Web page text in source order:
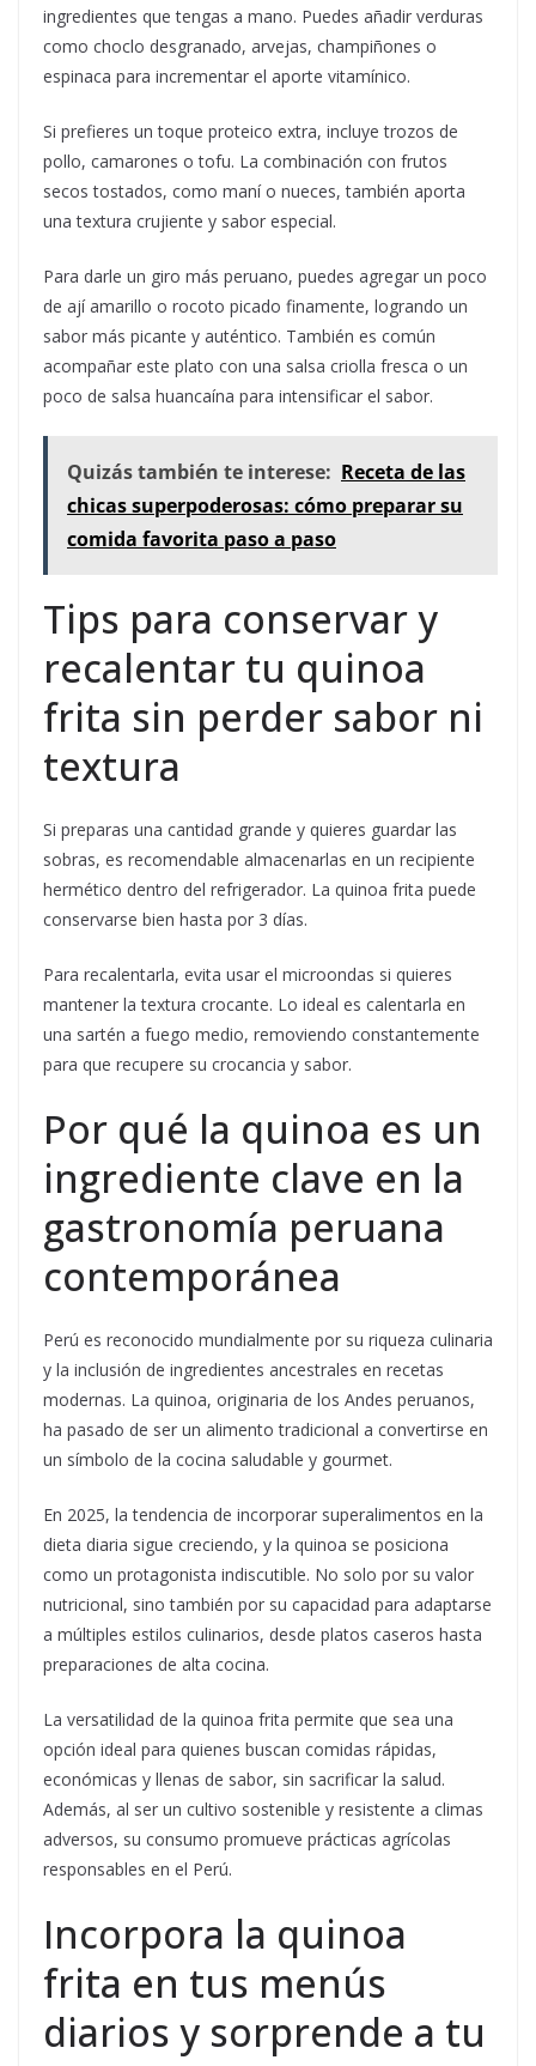
ingredientes que tengas a mano. Puedes añadir verduras
como choclo desgranado, arvejas, champiñones o
espinaca para incrementar el aporte vitamínico.
Si prefieres un toque proteico extra, incluye trozos de
pollo, camarones o tofu. La combinación con frutos
secos tostados, como maní o nueces, también aporta
una textura crujiente y sabor especial.
Para darle un giro más peruano, puedes agregar un poco
de ají amarillo o rocoto picado finamente, logrando un
sabor más picante y auténtico. También es común
acompañar este plato con una salsa criolla fresca o un
poco de salsa huancaína para intensificar el sabor.
Quizás también te interese: Receta de las
chicas superpoderosas: cómo preparar su
comida favorita paso a paso
Tips para conservar y
recalentar tu quinoa
frita sin perder sabor ni
textura
Si preparas una cantidad grande y quieres guardar las
sobras, es recomendable almacenarlas en un recipiente
hermético dentro del refrigerador. La quinoa frita puede
conservarse bien hasta por 3 días.
Para recalentarla, evita usar el microondas si quieres
mantener la textura crocante. Lo ideal es calentarla en
una sartén a fuego medio, removiendo constantemente
para que recupere su crocancia y sabor.
Por qué la quinoa es un
ingrediente clave en la
gastronomía peruana
contemporánea
Perú es reconocido mundialmente por su riqueza culinaria
y la inclusión de ingredientes ancestrales en recetas
modernas. La quinoa, originaria de los Andes peruanos,
ha pasado de ser un alimento tradicional a convertirse en
un símbolo de la cocina saludable y gourmet.
En 2025, la tendencia de incorporar superalimentos en la
dieta diaria sigue creciendo, y la quinoa se posiciona
como un protagonista indiscutible. No solo por su valor
nutricional, sino también por su capacidad para adaptarse
a múltiples estilos culinarios, desde platos caseros hasta
preparaciones de alta cocina.
La versatilidad de la quinoa frita permite que sea una
opción ideal para quienes buscan comidas rápidas,
económicas y llenas de sabor, sin sacrificar la salud.
Además, al ser un cultivo sostenible y resistente a climas
adversos, su consumo promueve prácticas agrícolas
responsables en el Perú.
Incorpora la quinoa
frita en tus menús
diarios y sorprende a tu